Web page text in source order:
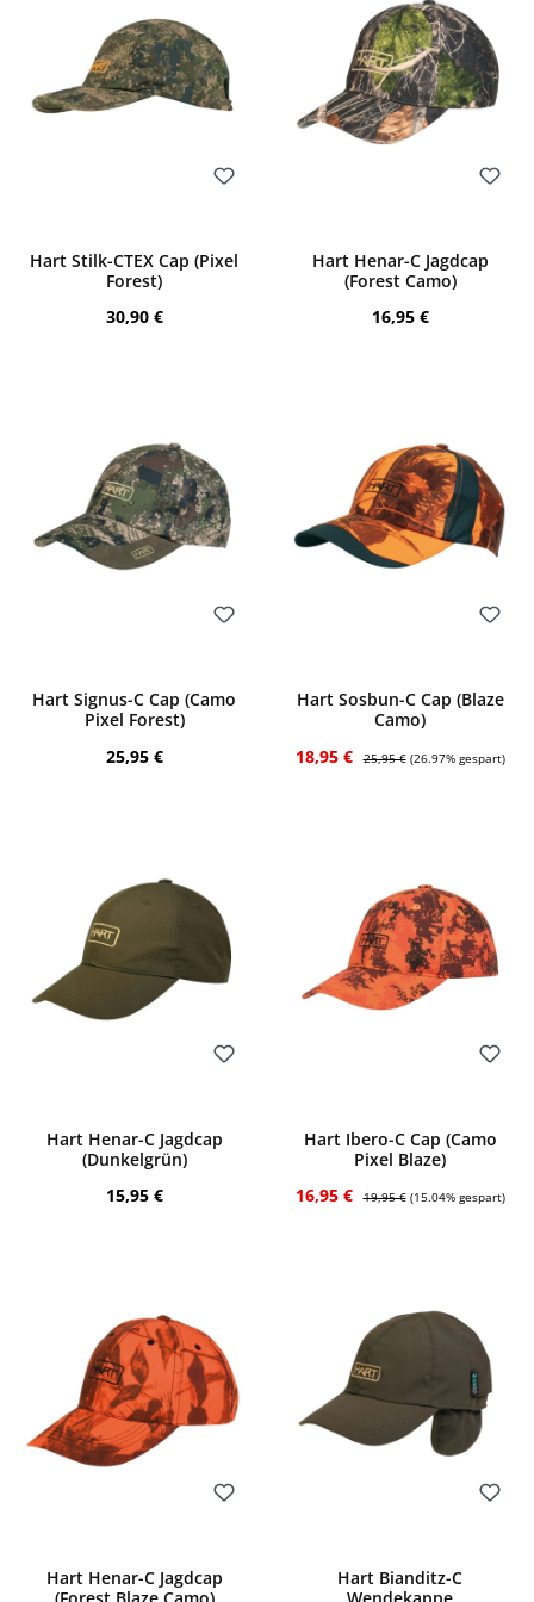
Hart Stilk-CTEX Cap (Pixel
Forest)
Regulärer Preis:
30,90 €
Hart Henar-C Jagdcap
(Forest Camo)
Regulärer Preis:
16,95 €
Hart Signus-C Cap (Camo
Pixel Forest)
Regulärer Preis:
25,95 €
Hart Sosbun-C Cap (Blaze
Camo)
Verkaufspreis:
18,95 € 25,95 € (26.97% gespart)
Hart Henar-C Jagdcap
(Dunkelgrün)
Regulärer Preis:
15,95 €
Hart Ibero-C Cap (Camo
Pixel Blaze)
Verkaufspreis:
16,95 € Regulärer Preis:
19,95 € (15.04% gespart)
Hart Henar-C Jagdcap
Hart Bianditz-C